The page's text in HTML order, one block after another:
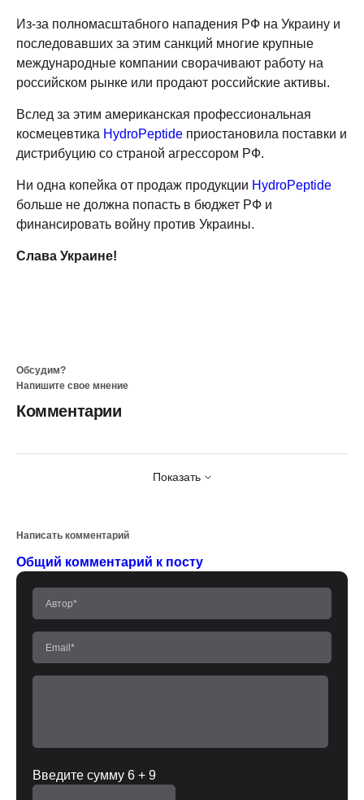
Из-за полномасштабного нападения РФ на Украину и
последовавших за этим санкций многие крупные
международные компании сворачивают работу на
российском рынке или продают российские активы.
Вслед за этим американская профессиональная
космецевтика HydroPeptide приостановила поставки и
дистрибуцию со страной агрессором РФ.
Ни одна копейка от продаж продукции HydroPeptide
больше не должна попасть в бюджет РФ и
финансировать войну против Украины.
Слава Украине!
Обсудим?
Напишите свое мнение
Комментарии
Показать
Написать комментарий
Общий комментарий к посту
Введите сумму 6 + 9